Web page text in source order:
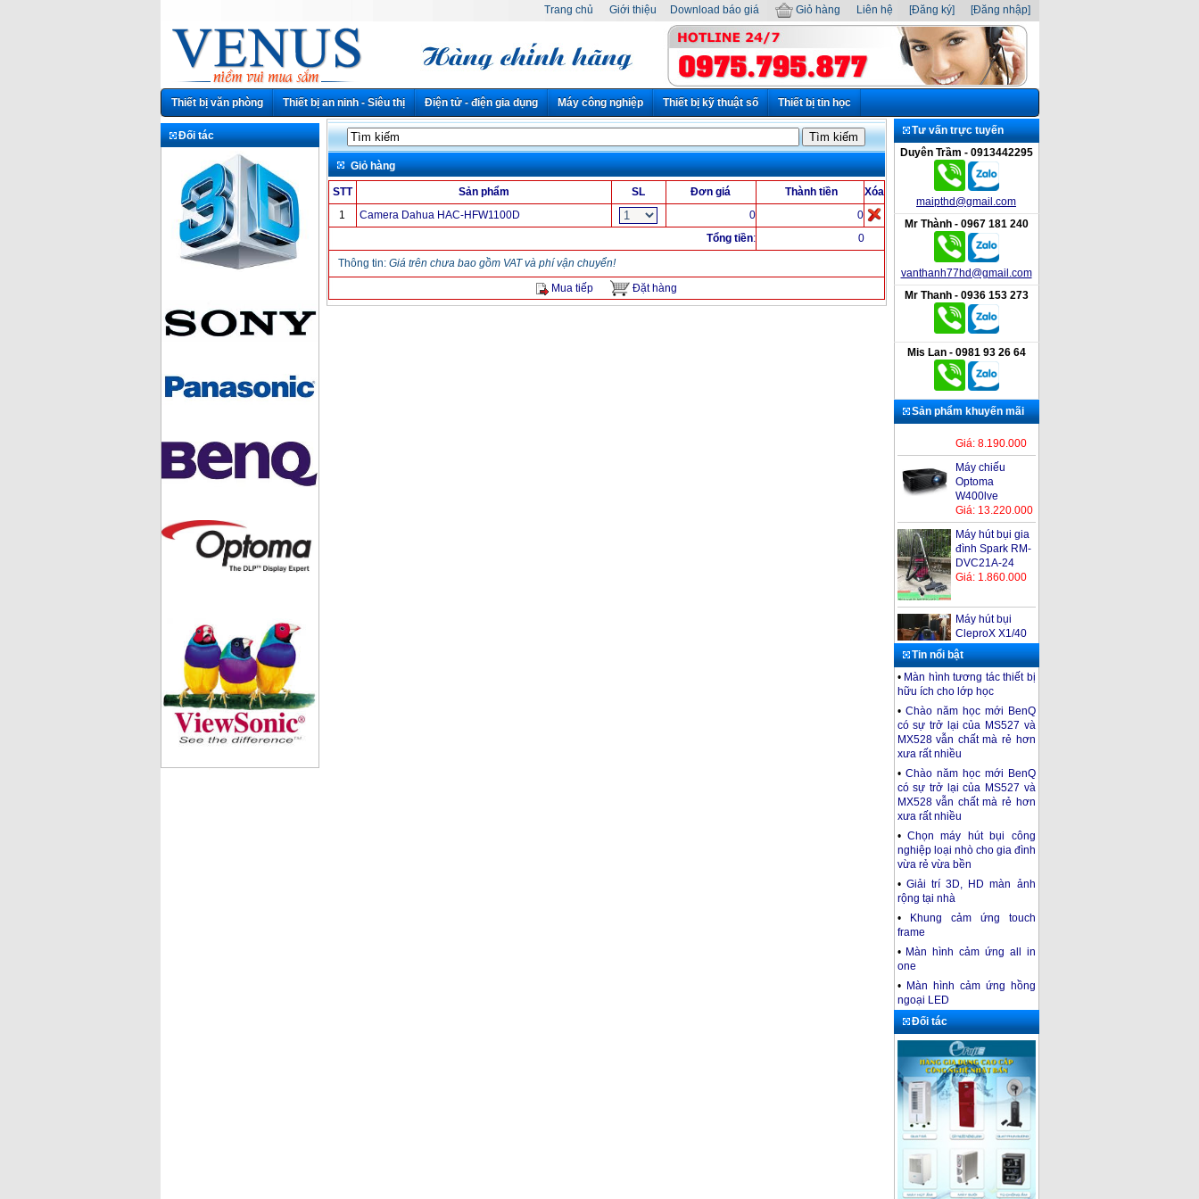
Trang chủ Giới thiệu Download báo giá Giỏ hàng Liên hệ [Đăng ký] [Đăng nhập]
Thiết bị văn phòng Thiết bị an ninh - Siêu thị Điện tử - điện gia dụng Máy công nghiệp Thiết bị kỹ thuật số Thiết bị tin học
Đối tác
Giỏ hàng
STT Sản phẩm SL Đơn giá Thành tiền
Xóa
1
Camera Dahua HAC-HFW1100D 0
0
Tổng tiền:
0
Thông tin: Giá trên chưa bao gồm VAT và phí vận chuyển!
Mua tiếp
Đặt hàng
Tư vấn trực tuyến
Duyên Trầm - 0913442295
maipthd@gmail.com
Mr Thành - 0967 181 240
vanthanh77hd@gmail.com
Mr Thanh - 0936 153 273
Mis Lan - 0981 93 26 64
Sản phẩm khuyến mãi
Máy chiếu
Optoma
W400lve
Giá: 13.220.000
Máy hút bụi gia
đình Spark RM-
DVC21A-24
Giá: 1.860.000
CleproX X1/40
Giá: 2.300.000
Máy hút bụi
Kumisai KMS15
Giá: 2.200.000
Máy chiếu
Optoma PS520
Giá: 8.190.000
Tin nổi bật
• Màn hình tương tác thiết bị
hữu ích cho lớp học
• Chào năm học mới BenQ
có sự trở lại của MS527 và
MX528 vẫn chất mà rẻ hơn
xưa rất nhiều
• Chào năm học mới BenQ
có sự trở lại của MS527 và
MX528 vẫn chất mà rẻ hơn
xưa rất nhiều
• Chọn máy hút bụi công
nghiệp loại nhò cho gia đình
vừa rẻ vừa bền
• Giải trí 3D, HD màn ảnh
rộng tại nhà
•
Khung cảm ứng touch
frame
• Màn hình cảm ứng all in
one
• Màn hình cảm ứng hồng
ngoại LED
Đối tác